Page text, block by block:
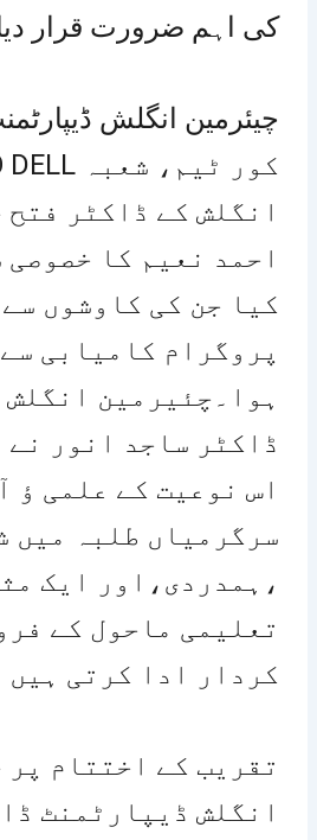
کی اہم ضرورت قرار
چیئرمین انگلش
انگلش کے ڈاکٹر فتح
احمد نعیم کا خصوصی
کیا جن کی کاوشوں
پروگرام کامیابی
ہوا۔چئیرمین
ڈاکٹر ساجد انور نے
اس نوعیت کے علمی ؤ
سرگرمیاں طلبہ میں
،ہمدردی،اور ایک
تعلیمی ماحول کے
کردار ادا کرتی ہیں
تقریب کے اختتام پر
انگلش ڈیپارٹمنٹ